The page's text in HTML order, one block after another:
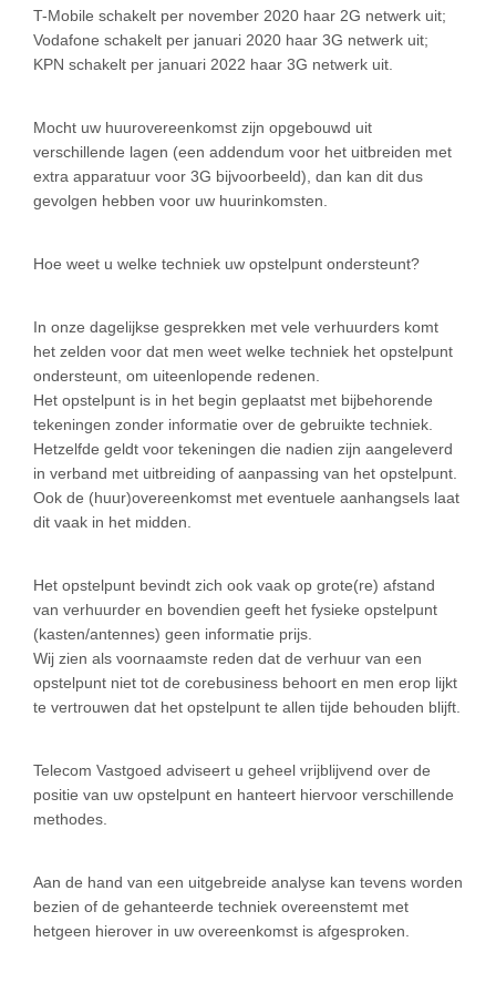
T-Mobile schakelt per november 2020 haar 2G netwerk uit;
Vodafone schakelt per januari 2020 haar 3G netwerk uit;
KPN schakelt per januari 2022 haar 3G netwerk uit.
Mocht uw huurovereenkomst zijn opgebouwd uit
verschillende lagen (een addendum voor het uitbreiden met
extra apparatuur voor 3G bijvoorbeeld), dan kan dit dus
gevolgen hebben voor uw huurinkomsten.
Hoe weet u welke techniek uw opstelpunt ondersteunt?
In onze dagelijkse gesprekken met vele verhuurders komt
het zelden voor dat men weet welke techniek het opstelpunt
ondersteunt, om uiteenlopende redenen.
Het opstelpunt is in het begin geplaatst met bijbehorende
tekeningen zonder informatie over de gebruikte techniek.
Hetzelfde geldt voor tekeningen die nadien zijn aangeleverd
in verband met uitbreiding of aanpassing van het opstelpunt.
Ook de (huur)overeenkomst met eventuele aanhangsels laat
dit vaak in het midden.
Het opstelpunt bevindt zich ook vaak op grote(re) afstand
van verhuurder en bovendien geeft het fysieke opstelpunt
(kasten/antennes) geen informatie prijs.
Wij zien als voornaamste reden dat de verhuur van een
opstelpunt niet tot de corebusiness behoort en men erop lijkt
te vertrouwen dat het opstelpunt te allen tijde behouden blijft.
Telecom Vastgoed adviseert u geheel vrijblijvend over de
positie van uw opstelpunt en hanteert hiervoor verschillende
methodes.
Aan de hand van een uitgebreide analyse kan tevens worden
bezien of de gehanteerde techniek overeenstemt met
hetgeen hierover in uw overeenkomst is afgesproken.